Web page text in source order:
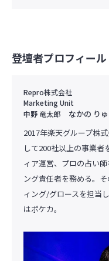
登壇者プロフィール
Repro株式会社
Marketing Unit
中野 竜太郎
なかの り
2017年楽天グループ株
して200社以上の事業
ィア運営、プロの占い
ング責任者を務める。
ィング/グロースを担当
はポケカ。